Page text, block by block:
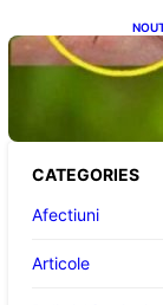
CATEGORIES
Afectiuni
Articole